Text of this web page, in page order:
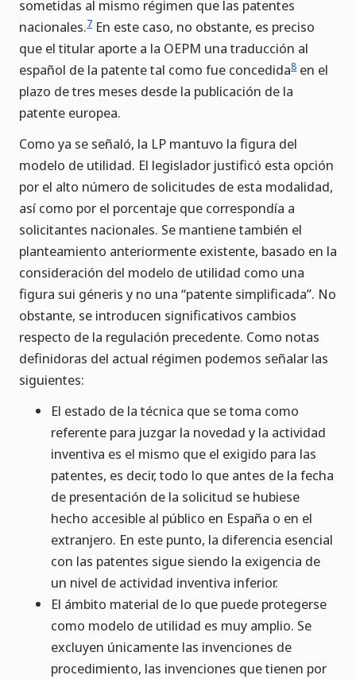
sometidas al mismo régimen que las patentes
nacionales.7 En este caso, no obstante, es preciso
que el titular aporte a la OEPM una traducción al
español de la patente tal como fue concedida8 en el
plazo de tres meses desde la publicación de la
patente europea.
Como ya se señaló, la LP mantuvo la figura del
modelo de utilidad. El legislador justificó esta opción
por el alto número de solicitudes de esta modalidad,
así como por el porcentaje que correspondía a
solicitantes nacionales. Se mantiene también el
planteamiento anteriormente existente, basado en la
consideración del modelo de utilidad como una
figura sui géneris y no una “patente simplificada”. No
obstante, se introducen significativos cambios
respecto de la regulación precedente. Como notas
definidoras del actual régimen podemos señalar las
siguientes:
El estado de la técnica que se toma como
referente para juzgar la novedad y la actividad
inventiva es el mismo que el exigido para las
patentes, es decir, todo lo que antes de la fecha
de presentación de la solicitud se hubiese
hecho accesible al público en España o en el
extranjero. En este punto, la diferencia esencial
con las patentes sigue siendo la exigencia de
un nivel de actividad inventiva inferior.
El ámbito material de lo que puede protegerse
como modelo de utilidad es muy amplio. Se
excluyen únicamente las invenciones de
procedimiento, las invenciones que tienen por